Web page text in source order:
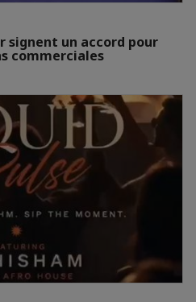
signent un accord pour
commerciales